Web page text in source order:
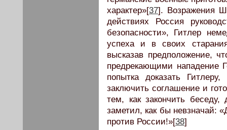
характер»[37]. Возражения
действиях Россия
безопасности», Гитлер
успеха и в своих
высказав предположение,
предрекающими нападение
попытка доказать
заключить соглашение и
тем, как закончить
заметил, как бы невзначай:
против России!»[38]